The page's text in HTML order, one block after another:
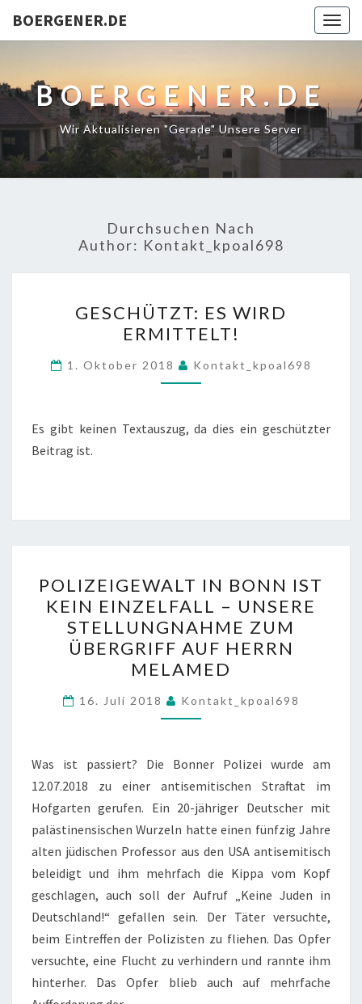
BOERGENER.DE
BOERGENER.DE
Wir Aktualisieren "gerade" Unsere Server
Durchsuchen Nach
Author: Kontakt_kpoal698
ES
WIRD
ERMITTELT!
GESCHÜTZT: ES WIRD
ERMITTELT!
1. Oktober 2018 Kontakt_kpoal698
Es gibt keinen Textauszug, da dies ein geschützter
Beitrag ist.
IN
BONN
IST
KEIN
EINZELFALL
–
UNSERE
ZUM
ÜBERGRIFF
AUF
HERRN
MELAMED
POLIZEIGEWALT IN BONN IST
KEIN EINZELFALL – UNSERE
STELLUNGNAHME ZUM
ÜBERGRIFF AUF HERRN
MELAMED
16. Juli 2018 Kontakt_kpoal698
Was ist passiert? Die Bonner Polizei wurde am
12.07.2018 zu einer antisemitischen Straftat im
Hofgarten gerufen. Ein 20-jähriger Deutscher mit
palästinensischen Wurzeln hatte einen fünfzig Jahre
alten jüdischen Professor aus den USA antisemitisch
beleidigt und ihm mehrfach die Kippa vom Kopf
geschlagen, auch soll der Aufruf „Keine Juden in
Deutschland!“ gefallen sein. Der Täter versuchte,
beim Eintreffen der Polizisten zu fliehen. Das Opfer
versuchte, eine Flucht zu verhindern und rannte ihm
hinterher. Das Opfer blieb auch auf mehrfache